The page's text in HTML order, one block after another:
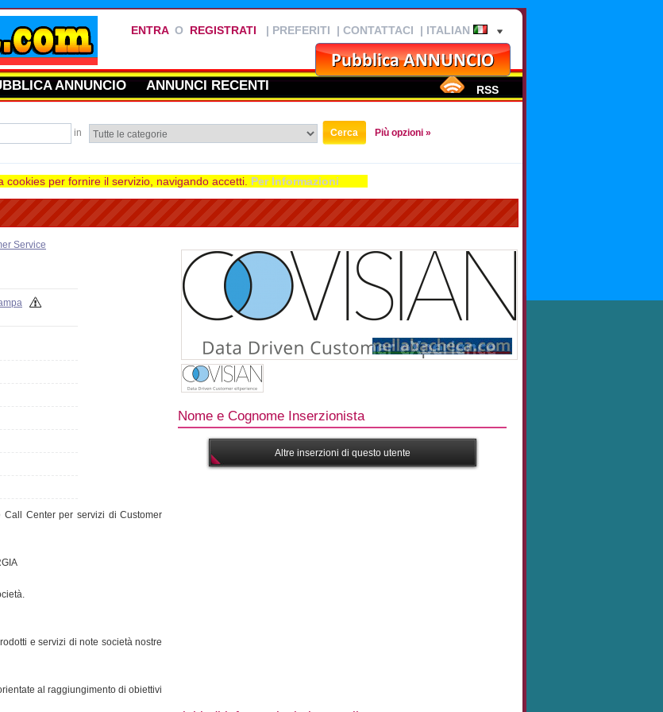
ENTRAO REGISTRATI | PREFERITI | CONTATTACI | ITALIAN
ANNUNCIO ANNUNCI RECENTI RSS
in Più opzioni »
cookies per fornire il servizio, navigando accetti. Per Informazioni
Service
Center per servizi di Customer
e servizi di note società nostre
al raggiungimento di obiettivi
Nome e Cognome Inserzionista
Altre inserzioni di questo utente